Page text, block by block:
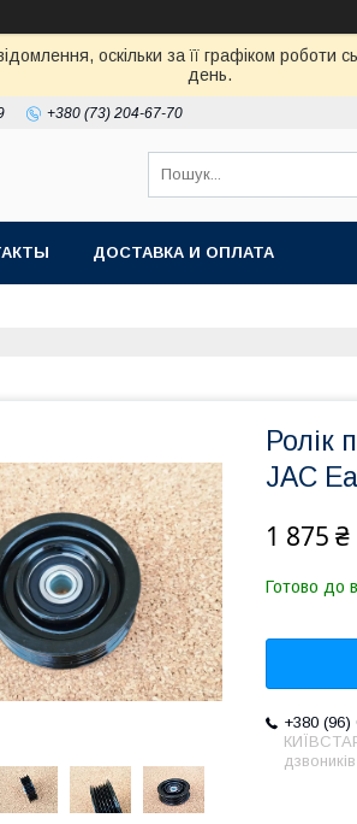
оскільки за її графіком
день.
+380 (73) 204-67-70
ДОСТАВКА И ОПЛАТА
Ролік
JAC
1 875 ₴
Готово до
+380 (96)
дзвоників